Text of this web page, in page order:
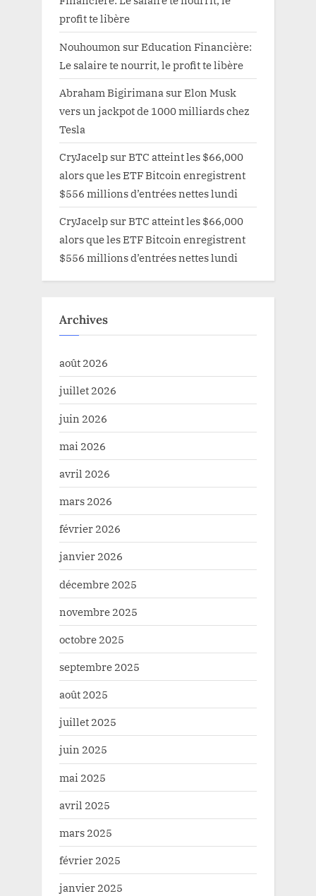
profit te libère
Nouhoumon surEducation Financière:
Le salaire te nourrit, le profit te libère
Abraham Bigirimana surElon Musk
vers un jackpot de 1000 milliards chez
Tesla
CryJacelp surBTC atteint les $66,000
alors que les ETF Bitcoin enregistrent
$556 millions d’entrées nettes lundi
CryJacelp surBTC atteint les $66,000
alors que les ETF Bitcoin enregistrent
$556 millions d’entrées nettes lundi
Archives
août 2026
juillet 2026
juin 2026
mai 2026
avril 2026
mars 2026
février 2026
janvier 2026
décembre 2025
novembre 2025
octobre 2025
septembre 2025
août 2025
juillet 2025
juin 2025
mai 2025
avril 2025
mars 2025
février 2025
janvier 2025